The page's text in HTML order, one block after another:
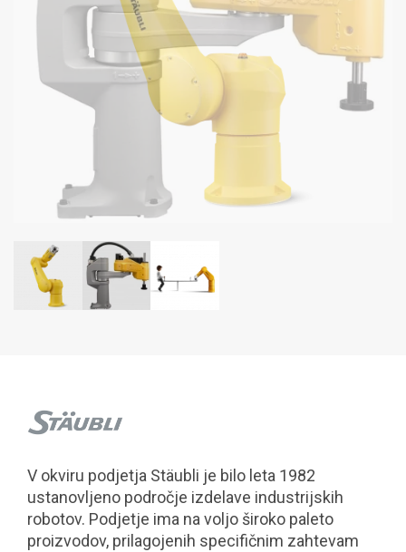
V okviru podjetja Stäubli je bilo leta 1982
ustanovljeno področje izdelave industrijskih
robotov. Podjetje ima na voljo široko paleto
proizvodov, prilagojenih specifičnim zahtevam